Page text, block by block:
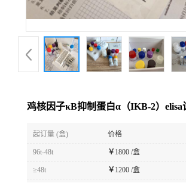
鸡核因子κB抑制蛋白α（IKB-2）elisa
起订量 (盒) 价格
96t-48t ￥ 1800 /盒
≥48t ￥ 1200 /盒